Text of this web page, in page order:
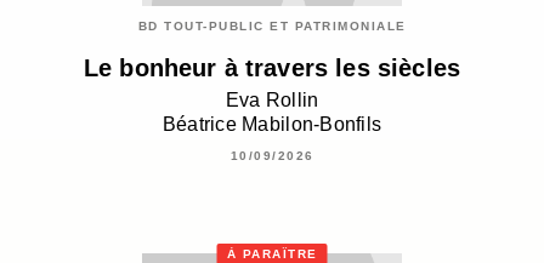
BD TOUT-PUBLIC ET PATRIMONIALE
Le bonheur à travers les siècles
Eva Rollin
Béatrice Mabilon-Bonfils
10/09/2026
À PARAÎTRE